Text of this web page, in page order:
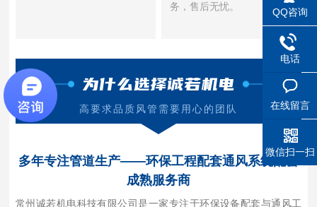
务，售后无忧。
为什么选择诚若机电
高要求品质风管需要用心的团队
多年专注管道生产——环保工程配套通风系统配套
成熟服务商
常州诚若机电科技有限公司是一家专注于环保设备配套与通风工
QQ咨询
电话
在线留言
微信扫一扫